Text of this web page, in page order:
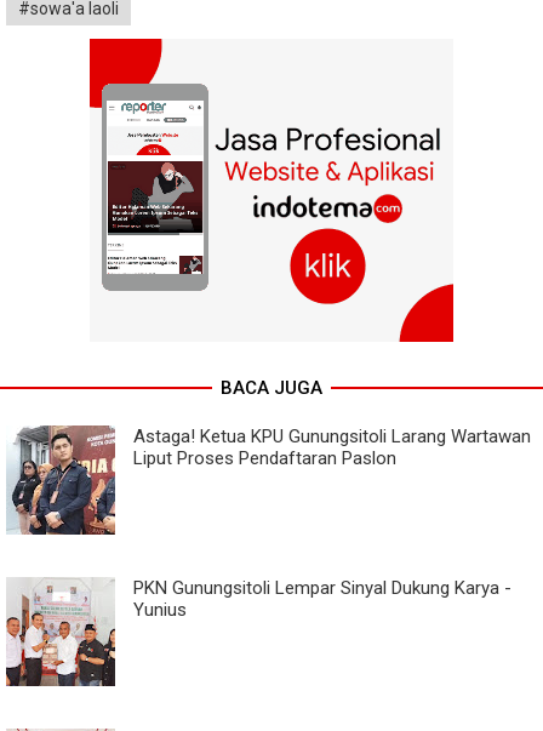
#sowa'a laoli
BACA JUGA
Astaga! Ketua KPU Gunungsitoli Larang Wartawan
Liput Proses Pendaftaran Paslon
PKN Gunungsitoli Lempar Sinyal Dukung Karya -
Yunius